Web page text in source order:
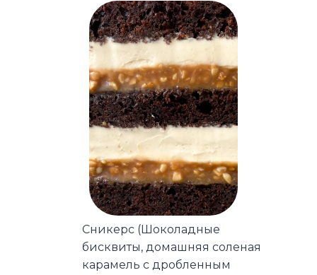
Сникерс (Шоколадные
бисквиты, домашняя соленая
карамель с дробленным